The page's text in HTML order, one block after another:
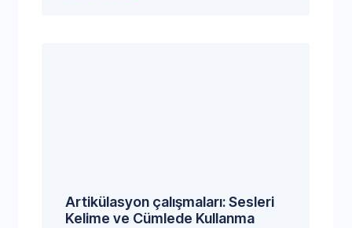
Artikülasyon çalışmaları: Sesleri
Kelime ve Cümlede Kullanma